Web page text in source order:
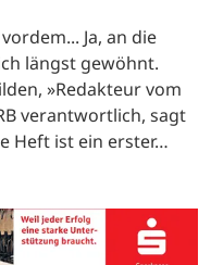
Ja, an die
längst gewöhnt.
»Redakteur vom
verantwortlich, sagt
Heft ist ein erster…